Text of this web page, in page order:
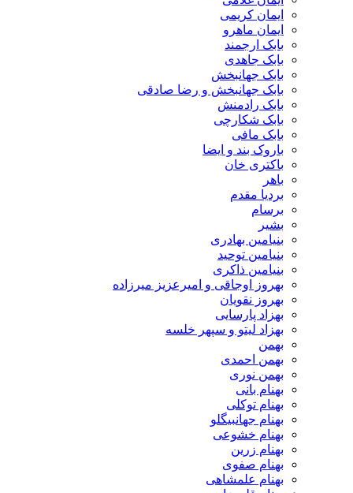
ایمان کریمی
ایمان ماهرو
بابک ارجمند
بابک جاهدی
بابک جهانبخش
بابک جهانبخش و رضا صادقی
بابک رادمنش
بابک شکارچی
بابک مافی
باروک بند و ایضا
باکتری خان
باهر
بردیا مقدم
برسام
بشیر
بنیامین بهادری
بنیامین توحید
بنیامین ذاکری
بهروز اوجاقی و امیرعزیز میرزاده
بهروز نقویان
بهزاد پارسایی
بهزاد لیتو و سپهر خلسه
بهمن
بهمن احمدی
بهمن نوری
بهنام بانی
بهنام توکلی
بهنام جهانبیگلو
بهنام خشوعی
بهنام زرین
بهنام صفوی
بهنام علمشاهی